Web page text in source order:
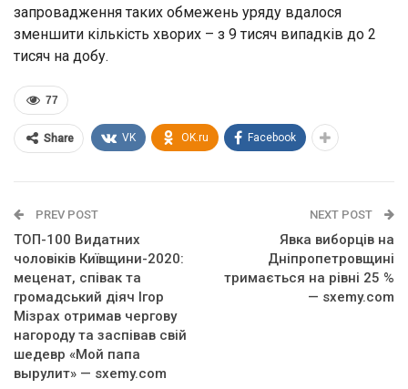
запровадження таких обмежень уряду вдалося
зменшити кількість хворих – з 9 тисяч випадків до 2
тисяч на добу.
77
Share VK OK.ru Facebook
PREV POST
ТОП-100 Видатних
чоловіків Київщини-2020:
меценат, співак та
громадський діяч Ігор
Мізрах отримав чергову
нагороду та заспівав свій
шедевр «Мой папа
вырулит» — sxemy.com
NEXT POST
Явка виборців на
Дніпропетровщині
тримається на рівні 25 %
— sxemy.com